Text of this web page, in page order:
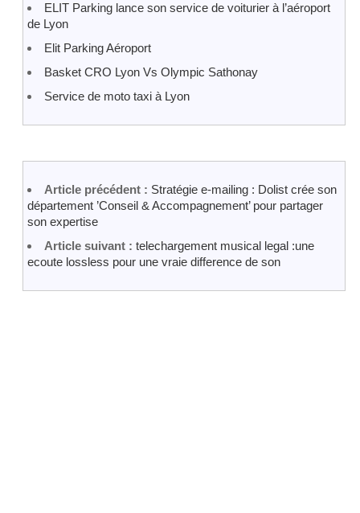
ELIT Parking lance son service de voiturier à l’aéroport
de Lyon
Elit Parking Aéroport
Basket CRO Lyon Vs Olympic Sathonay
Service de moto taxi à Lyon
Article précédent : Stratégie e-mailing : Dolist crée son
département ’Conseil & Accompagnement’ pour partager
son expertise
Article suivant : telechargement musical legal :une
ecoute lossless pour une vraie difference de son